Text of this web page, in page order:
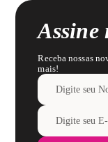
Assine
Receba nossas
mais!